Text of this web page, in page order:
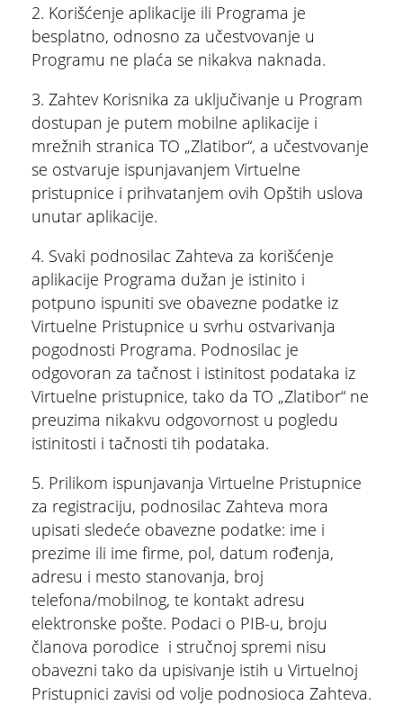
2. Korišćenje aplikacije ili Programa je
besplatno, odnosno za učestvovanje u
Programu ne plaća se nikakva naknada.
3. Zahtev Korisnika za uključivanje u Program
dostupan je putem mobilne aplikacije i
mrežnih stranica TO „Zlatibor“, a učestvovanje
se ostvaruje ispunjavanjem Virtuelne
pristupnice i prihvatanjem ovih Opštih uslova
unutar aplikacije.
4. Svaki podnosilac Zahteva za korišćenje
aplikacije Programa dužan je istinito i
potpuno ispuniti sve obavezne podatke iz
Virtuelne Pristupnice u svrhu ostvarivanja
pogodnosti Programa. Podnosilac je
odgovoran za tačnost i istinitost podataka iz
Virtuelne pristupnice, tako da TO „Zlatibor“ ne
preuzima nikakvu odgovornost u pogledu
istinitosti i tačnosti tih podataka.
5. Prilikom ispunjavanja Virtuelne Pristupnice
za registraciju, podnosilac Zahteva mora
upisati sledeće obavezne podatke: ime i
prezime ili ime firme, pol, datum rođenja,
adresu i mesto stanovanja, broj
telefona/mobilnog, te kontakt adresu
elektronske pošte. Podaci o PIB-u, broju
članova porodice i stručnoj spremi nisu
obavezni tako da upisivanje istih u Virtuelnoj
Pristupnici zavisi od volje podnosioca Zahteva.